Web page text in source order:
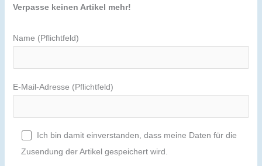
Verpasse keinen Artikel mehr!
Name (Pflichtfeld)
E-Mail-Adresse (Pflichtfeld)
Ich bin damit einverstanden, dass meine Daten für die
Zusendung der Artikel gespeichert wird.